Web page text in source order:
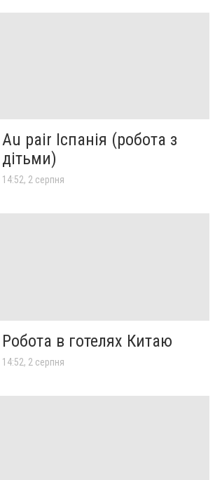
Au pair Іспанія (робота з
дітьми)
14:52, 2 серпня
Робота в готелях Китаю
14:52, 2 серпня